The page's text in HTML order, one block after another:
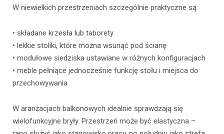
W niewielkich przestrzeniach szczególnie praktyczne są:
• składane krzesła lub taborety
• lekkie stoliki, które można wsunąć pod ścianę
• modułowe siedziska ustawiane w różnych konfiguracjach
• meble pełniące jednocześnie funkcję stołu i miejsca do
przechowywania
W aranżacjach balkonowych idealnie sprawdzają się
wielofunkcyjne bryły. Przestrzeń może być elastyczna –